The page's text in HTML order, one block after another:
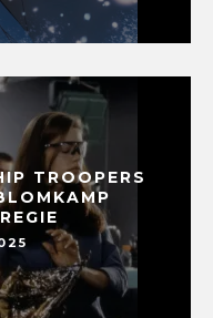
TROOPERS